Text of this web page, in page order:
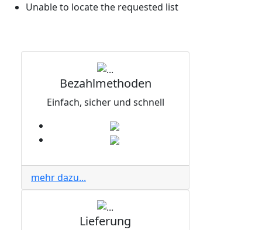
Unable to locate the requested list
Bezahlmethoden
Einfach, sicher und schnell
mehr dazu...
Lieferung